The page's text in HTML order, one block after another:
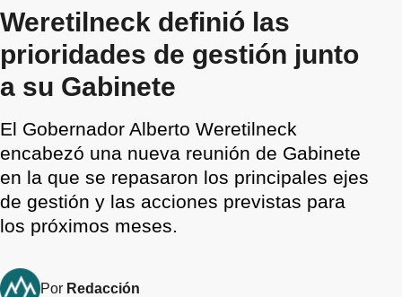
Weretilneck definió las
prioridades de gestión junto
a su Gabinete
El Gobernador Alberto Weretilneck
encabezó una nueva reunión de Gabinete
en la que se repasaron los principales ejes
de gestión y las acciones previstas para
los próximos meses.
Por Redacción